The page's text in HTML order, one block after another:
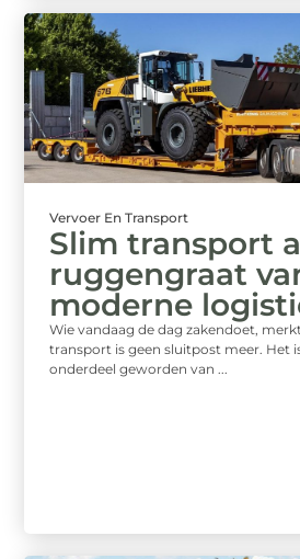
Vervoer En Transport
Slim transport
ruggengraat
moderne
Wie vandaag de dag zakendoet,
transport is geen sluitpost meer. Het
onderdeel geworden van ...